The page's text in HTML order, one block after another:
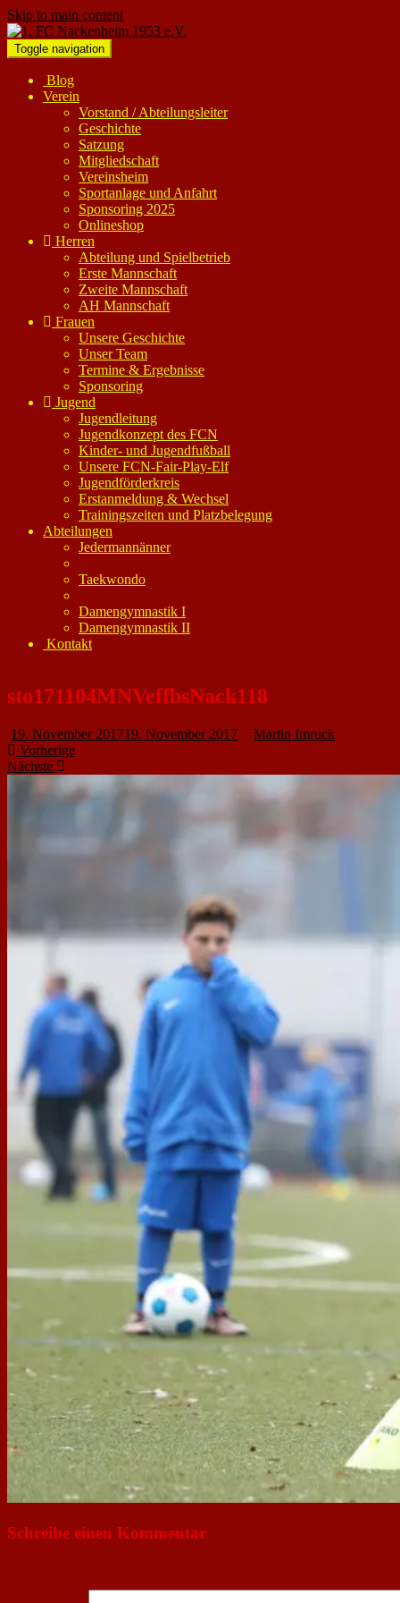
Skip to main content
Toggle navigation
Blog
Verein
Vorstand / Abteilungsleiter
Geschichte
Satzung
Mitgliedschaft
Vereinsheim
Sportanlage und Anfahrt
Sponsoring 2025
Onlineshop
Herren
Abteilung und Spielbetrieb
Erste Mannschaft
Zweite Mannschaft
AH Mannschaft
Frauen
Unsere Geschichte
Unser Team
Termine & Ergebnisse
Sponsoring
Jugend
Jugendleitung
Jugendkonzept des FCN
Kinder- und Jugendfußball
Unsere FCN-Fair-Play-Elf
Jugendförderkreis
Erstanmeldung & Wechsel
Trainingszeiten und Platzbelegung
Abteilungen
Jedermannänner
Taekwondo
Damengymnastik I
Damengymnastik II
Kontakt
sto171104MNVeffbsNack118
19. November 201719. November 2017
Martin Imruck
Vorherige
Nächste
Schreibe einen Kommentar